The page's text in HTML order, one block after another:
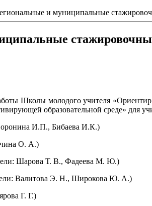
и муниципальные
Школы молодого учителя
образовательной среде» для
И.П., Бибаева И.К.)
О. А.)
Шарова Т. В., Фадеева М. Ю.)
Валитова Э. Н., Широкова Ю. А.)
Г. Г.)